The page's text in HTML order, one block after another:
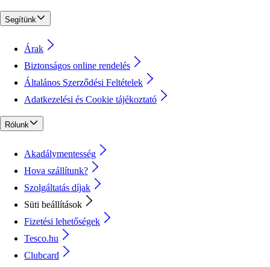
Segítünk
Árak
Biztonságos online rendelés
Általános Szerződési Feltételek
Adatkezelési és Cookie tájékoztató
Rólunk
Akadálymentesség
Hova szállítunk?
Szolgáltatás díjak
Süti beállítások
Fizetési lehetőségek
Tesco.hu
Clubcard